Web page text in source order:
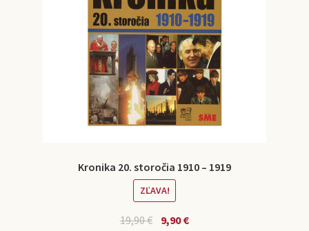
Kronika 20. storočia 1910 – 1919
ZĽAVA!
19,90€ 9,90€